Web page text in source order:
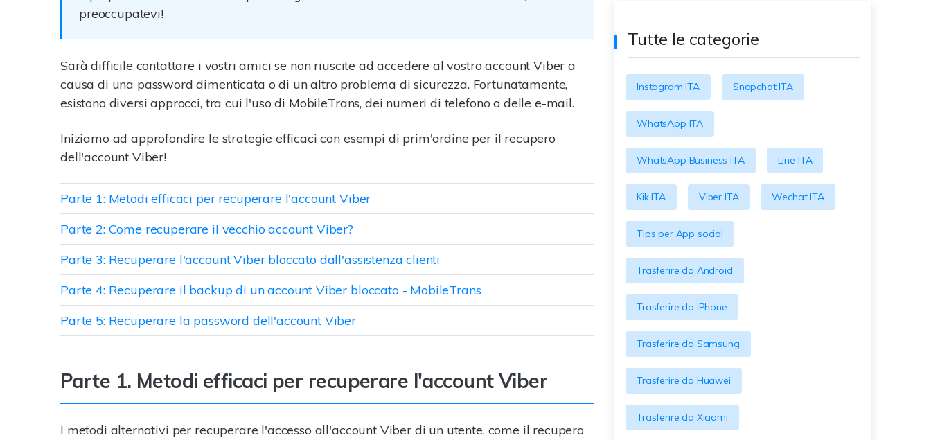
trasferimento tra pc e cellulare.
utilizzassi iCloud per trasferire i
dati del telefono?
Scopri la tecnologia 5G e
vinci il telefono 5G!
Altri Eventi
Partecipa ai concorsi &
Giveaway di MobileTrans
qui! Vinci licenza
MobileTrans gratuita,
telefoni e buoni regalo!
preoccupatevi!
Sarà difficile contattare i vostri amici se non riuscite ad accedere al vostro account Viber a
causa di una password dimenticata o di un altro problema di sicurezza. Fortunatamente,
esistono diversi approcci, tra cui l'uso di MobileTrans, dei numeri di telefono o delle e-mail.
Iniziamo ad approfondire le strategie efficaci con esempi di prim'ordine per il recupero
dell'account Viber!
Parte 1: Metodi efficaci per recuperare l'account Viber
Parte 2: Come recuperare il vecchio account Viber?
Parte 3: Recuperare l'account Viber bloccato dall'assistenza clienti
Parte 4: Recuperare il backup di un account Viber bloccato - MobileTrans
Parte 5: Recuperare la password dell'account Viber
Parte 1. Metodi efficaci per recuperare l'account Viber
I metodi alternativi per recuperare l'accesso all'account Viber di un utente, come il recupero
Tutte le categorie
Instagram ITA Snapchat ITA
WhatsApp ITA
WhatsApp Business ITA Line ITA
Kik ITA Viber ITA Wechat ITA
Tips per App social
Trasferire da Android
Trasferire da iPhone
Trasferire da Samsung
Trasferire da Huawei
Trasferire da Xiaomi